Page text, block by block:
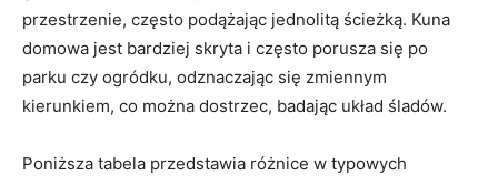
przestrzenie, często podążając jednolitą ścieżką. Kuna
domowa jest bardziej skryta i często porusza się po
parku czy ogródku, odznaczając się zmiennym
kierunkiem, co można dostrzec, badając układ śladów.
Poniższa tabela przedstawia różnice w typowych